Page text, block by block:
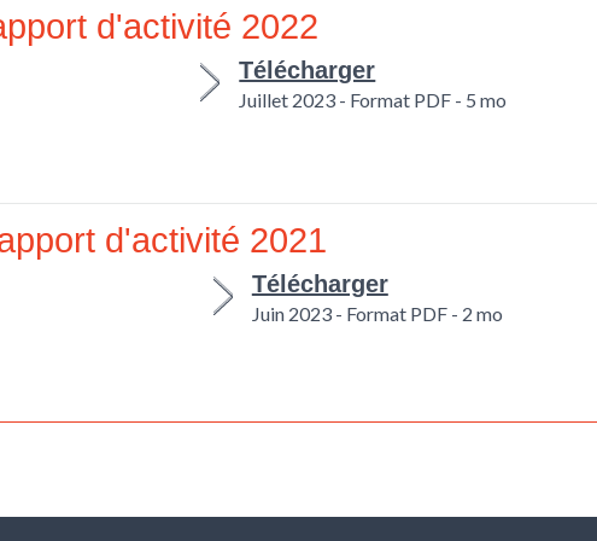
d'activité 2022
Télécharger
Juillet 2023 - Format PDF - 5 mo
d'activité 2021
Télécharger
Juin 2023 - Format PDF - 2 mo